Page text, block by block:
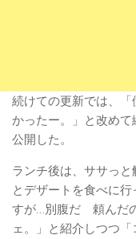
続けての更新では、
かったー。」と改め
公開した。
ランチ後は、ササっと
とデザートを食べに
すが…別腹だ 頼んだ
ェ。」と紹介しつつ